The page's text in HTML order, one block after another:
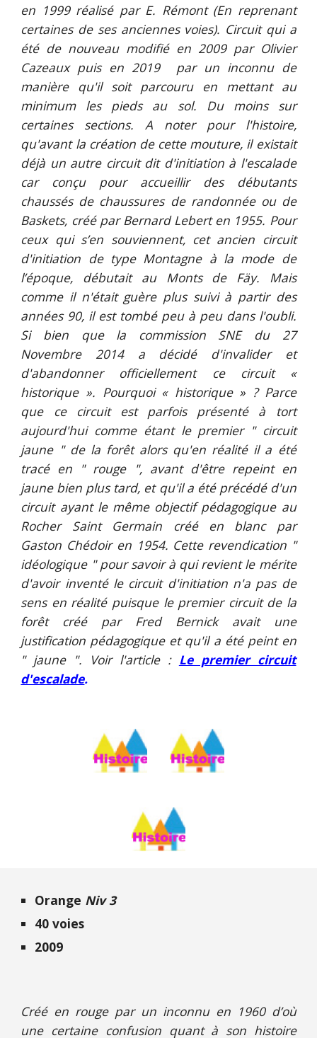
en 1999 réalisé par E. Rémont (En reprenant
certaines de ses anciennes voies). Circuit qui a
été de nouveau modifié en 2009 par Olivier
Cazeaux puis en 2019 par un inconnu de
manière qu'il soit parcouru en mettant au
minimum les pieds au sol. Du moins sur
certaines sections. A noter pour l'histoire,
qu'avant la création de cette mouture, il existait
déjà un autre circuit dit d'initiation à l'escalade
car conçu pour accueillir des débutants
chaussés de chaussures de randonnée ou de
Baskets, créé par Bernard Lebert en 1955. Pour
ceux qui s’en souviennent, cet ancien circuit
d'initiation de type Montagne à la mode de
l’époque, débutait au Monts de Fäy. Mais
comme il n'était guère plus suivi à partir des
années 90, il est tombé peu à peu dans l'oubli.
Si bien que la commission SNE du 27
Novembre 2014 a décidé d'invalider et
d'abandonner officiellement ce circuit «
historique ». Pourquoi « historique » ? Parce
que ce circuit est parfois présenté à tort
aujourd'hui comme étant le premier " circuit
jaune " de la forêt alors qu'en réalité il a été
tracé en " rouge ", avant d'être repeint en
jaune bien plus tard, et qu'il a été précédé d'un
circuit ayant le même objectif pédagogique au
Rocher Saint Germain créé en blanc par
Gaston Chédoir en 1954. Cette revendication "
idéologique " pour savoir à qui revient le mérite
d'avoir inventé le circuit d'initiation n'a pas de
sens en réalité puisque le premier circuit de la
forêt créé par Fred Bernick avait une
justification pédagogique et qu'il a été peint en
" jaune ". Voir l'article : Le premier circuit
d'escalade.
Orange Niv 3
40 voies
2009
Créé en rouge par un inconnu en 1960 d’où
une certaine confusion quant à son histoire